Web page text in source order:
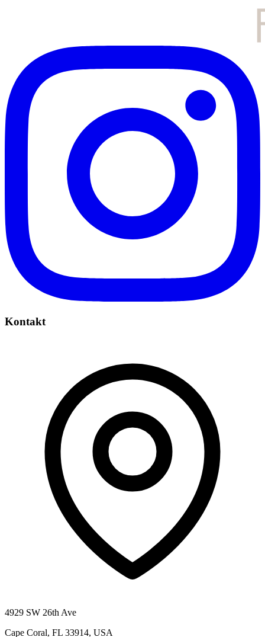
Kontakt
4929 SW 26th Ave
Cape Coral, FL 33914, USA